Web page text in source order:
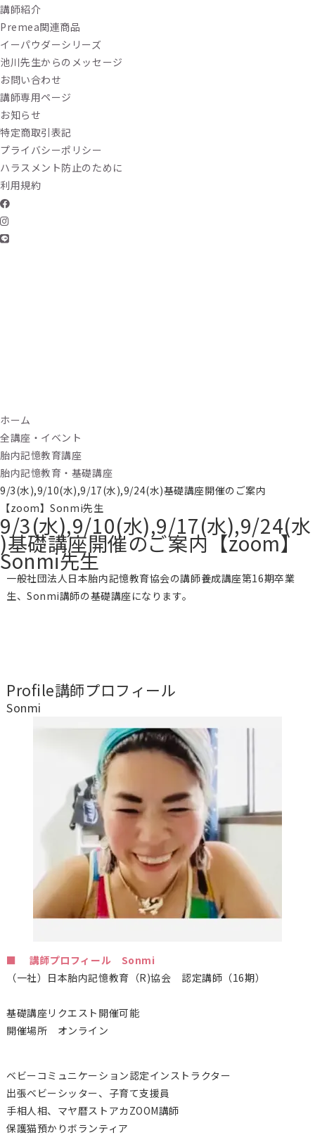
講師紹介
Premea関連商品
イーパウダーシリーズ
池川先生からのメッセージ
お問い合わせ
講師専用ページ
お知らせ
特定商取引表記
プライバシーポリシー
ハラスメント防止のために
利用規約
ホーム
全講座・イベント
胎内記憶教育講座
胎内記憶教育・基礎講座
9/3(水),9/10(水),9/17(水),9/24(水)基礎講座開催のご案内
【zoom】Sonmi先生
9/3(水),9/10(水),9/17(水),9/24(水
)基礎講座開催のご案内【zoom】
Sonmi先生
一般社団法人日本胎内記憶教育協会の講師養成講座第16期卒業
生、Sonmi講師の基礎講座になります。
Profile講師プロフィール
Sonmi
■ 講師プロフィール Sonmi
（一社）日本胎内記憶教育（R)協会 認定講師（16期）
基礎講座リクエスト開催可能
開催場所 オンライン
ベビーコミュニケーション認定インストラクター
出張ベビーシッター、子育て支援員
手相人相、マヤ暦ストアカZOOM講師
保護猫預かりボランティア